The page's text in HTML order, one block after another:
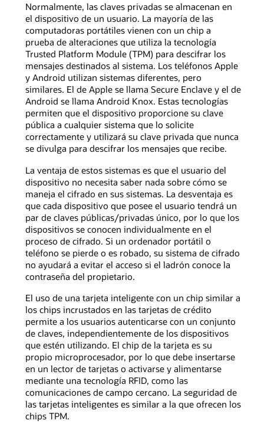
Normalmente, las claves privadas se almacenan en
el dispositivo de un usuario. La mayoría de las
computadoras portátiles vienen con un chip a
prueba de alteraciones que utiliza la tecnología
Trusted Platform Module (TPM) para descifrar los
mensajes destinados al sistema. Los teléfonos Apple
y Android utilizan sistemas diferentes, pero
similares. El de Apple se llama Secure Enclave y el de
Android se llama Android Knox. Estas tecnologías
permiten que el dispositivo proporcione su clave
pública a cualquier sistema que lo solicite
correctamente y utilizará su clave privada que nunca
se divulga para descifrar los mensajes que recibe.
La ventaja de estos sistemas es que el usuario del
dispositivo no necesita saber nada sobre cómo se
maneja el cifrado en sus sistemas. La desventaja es
que cada dispositivo que posee el usuario tendrá un
par de claves públicas/privadas único, por lo que los
dispositivos se conocen individualmente en el
proceso de cifrado. Si un ordenador portátil o
teléfono se pierde o es robado, su sistema de cifrado
no ayudará a evitar el acceso si el ladrón conoce la
contraseña del propietario.
El uso de una tarjeta inteligente con un chip similar a
los chips incrustados en las tarjetas de crédito
permite a los usuarios autenticarse con un conjunto
de claves, independientemente de los dispositivos
que estén utilizando. El chip de la tarjeta es su
propio microprocesador, por lo que debe insertarse
en un lector de tarjetas o activarse y alimentarse
mediante una tecnología RFID, como las
comunicaciones de campo cercano. La seguridad de
las tarjetas inteligentes es similar a la que ofrecen los
chips TPM.